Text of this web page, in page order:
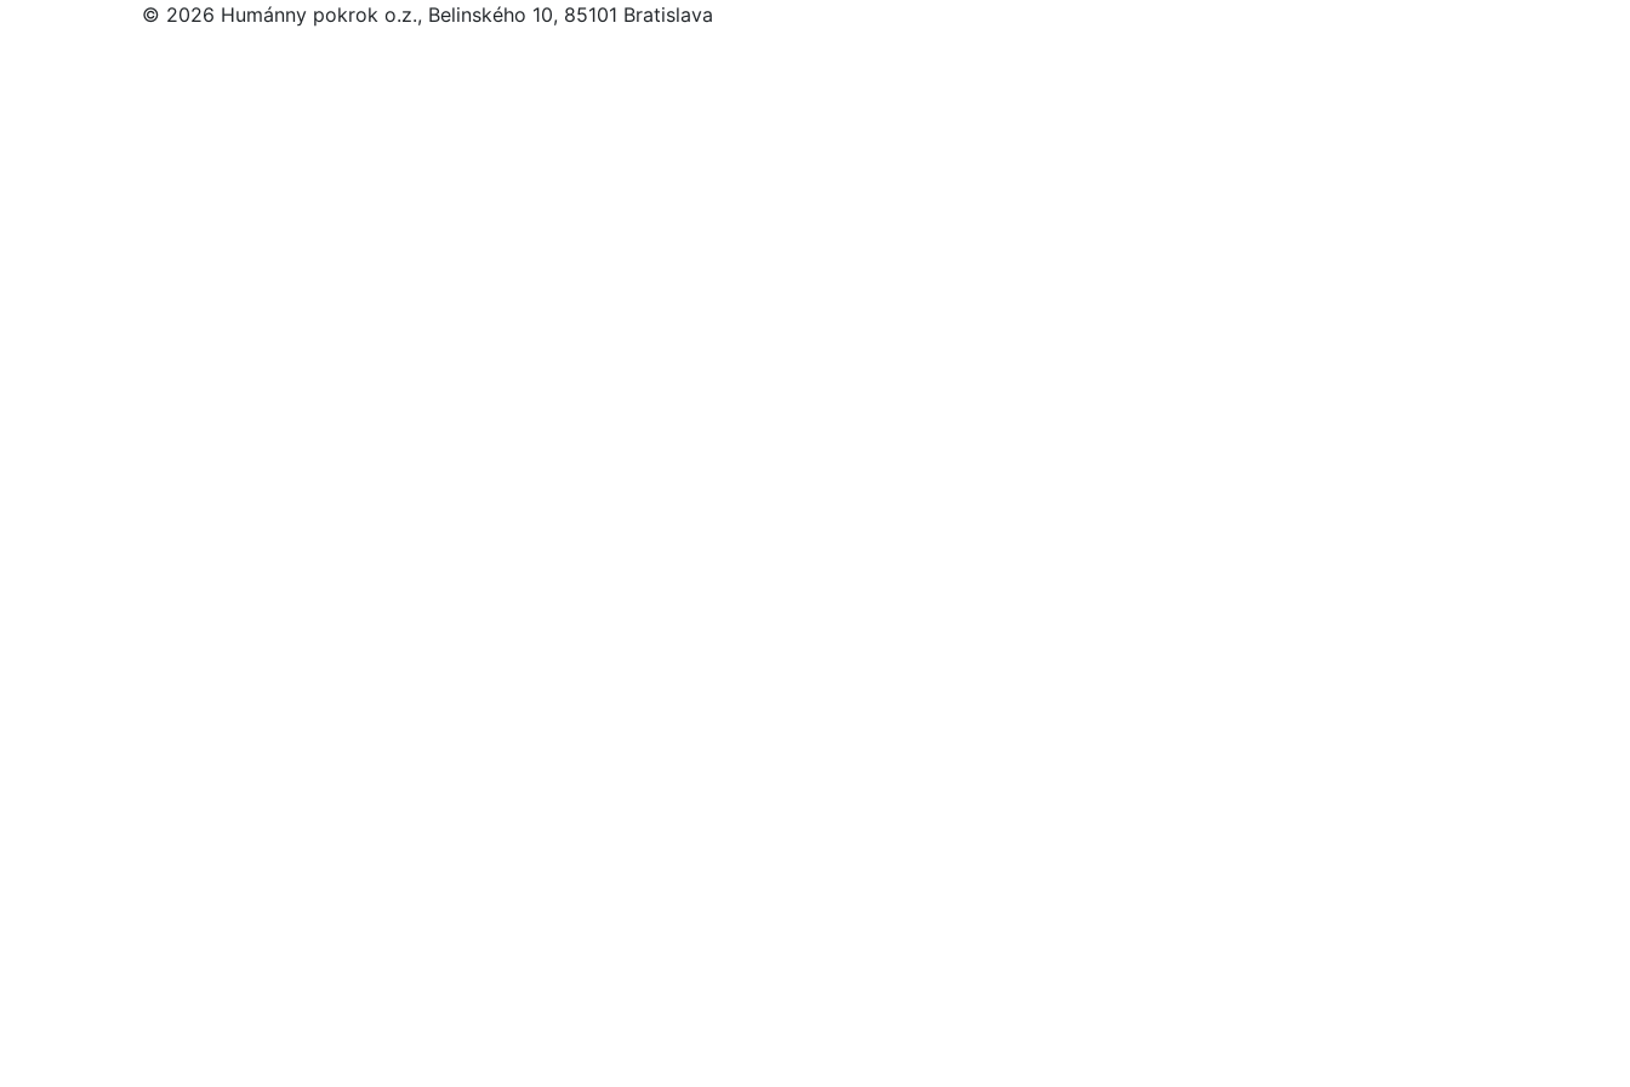
© 2026 Humánny pokrok o.z., Belinského 10, 85101 Bratislava